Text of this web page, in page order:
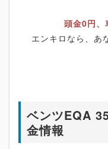
頭金0円、
エンキロなら、あ
ベンツEQA
金情報